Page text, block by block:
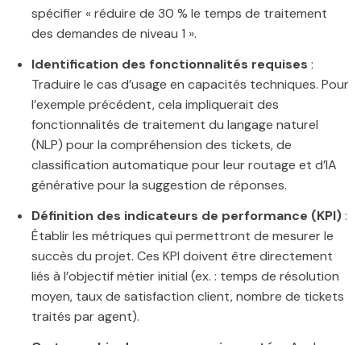
spécifier « réduire de 30 % le temps de traitement
des demandes de niveau 1 ».
Identification des fonctionnalités requises :
Traduire le cas d’usage en capacités techniques. Pour
l’exemple précédent, cela impliquerait des
fonctionnalités de traitement du langage naturel
(NLP) pour la compréhension des tickets, de
classification automatique pour leur routage et d’IA
générative pour la suggestion de réponses.
Définition des indicateurs de performance (KPI):
Établir les métriques qui permettront de mesurer le
succès du projet. Ces KPI doivent être directement
liés à l’objectif métier initial (ex. : temps de résolution
moyen, taux de satisfaction client, nombre de tickets
traités par agent).